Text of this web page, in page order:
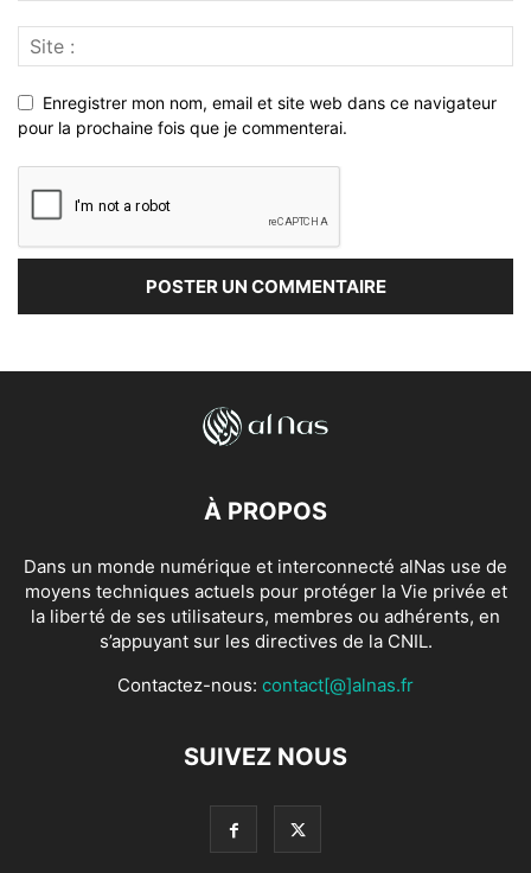
Enregistrer mon nom, email et site web dans ce navigateur
pour la prochaine fois que je commenterai.
À PROPOS
Dans un monde numérique et interconnecté alNas use de
moyens techniques actuels pour protéger la Vie privée et
la liberté de ses utilisateurs, membres ou adhérents, en
s’appuyant sur les directives de la CNIL.
Contactez-nous: contact[@]alnas.fr
SUIVEZ NOUS